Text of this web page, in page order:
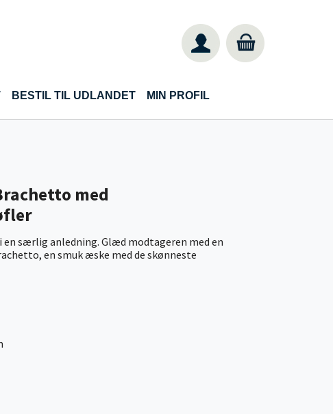
BESTIL TIL UDLANDET MIN PROFIL
med
en særlig anledning. Glæd modtageren med en
en smuk æske med de skønneste